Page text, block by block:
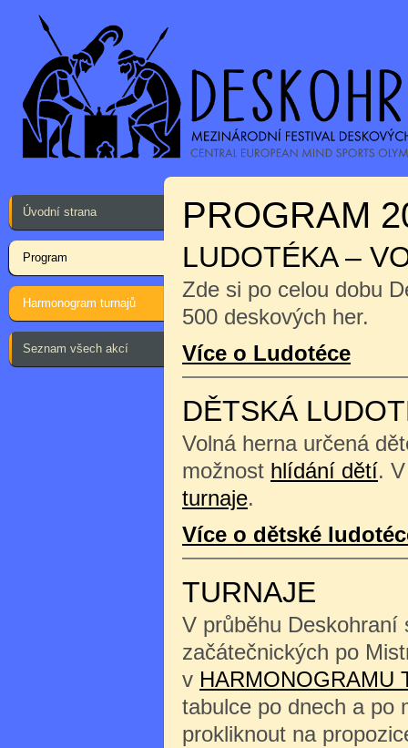
Úvodní strana
Program
Harmonogram turnajů
Seznam všech akcí
PROGRAM
LUDOTÉKA –
Zde si po celou dobu
500 deskových her.
Více o Ludotéce
DĚTSKÁ
Volná herna určená
možnost hlídání dětí.
turnaje.
Více o dětské
TURNAJE
V průběhu Deskohraní
začátečnických po
v HARMONOGRAMU
tabulce po dnech a po
prokliknout na